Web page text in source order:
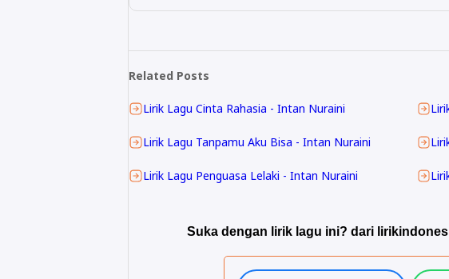
Related Posts
Lirik Lagu Cinta Rahasia - Intan Nuraini
Lirik Lagu Tanpamu Aku Bisa - Intan Nuraini
Lirik Lagu Penguasa Lelaki - Intan Nuraini
Suka dengan lirik lagu ini? dari